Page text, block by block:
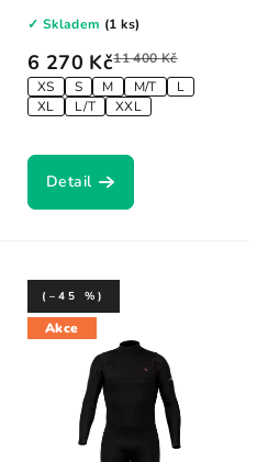
6 270 Kč11 400 Kč
XS S M M/T
L
XL
L/T XXL
✓ Skladem (1 ks)
Detail
Akce
(–45 %)